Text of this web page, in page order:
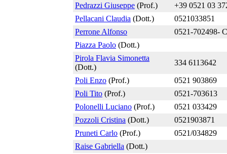
Pedrazzi Giuseppe (Prof.)
+39 0521 03
Pellacani Claudia (Dott.)
0521033851
Perrone Alfonso
0521-702498-
Piazza Paolo (Dott.)
Pirola Flavia Simonetta
(Dott.)
334 6113642
Poli Enzo (Prof.)
0521 903869
Poli Tito (Prof.)
0521-703613
Polonelli Luciano (Prof.)
0521 033429
Pozzoli Cristina (Dott.)
0521903871
Pruneti Carlo (Prof.)
0521/034829
Raise Gabriella (Dott.)